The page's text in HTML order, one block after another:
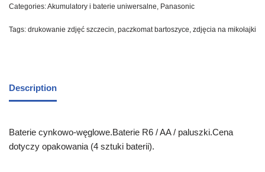
Categories:Akumulatory i baterie uniwersalne Panasonic
Tags: drukowanie zdjęć szczecin paczkomat bartoszyce zdjęcia na mikołajki
Description
Baterie cynkowo-węglowe.Baterie R6 / AA / paluszki.Cena
dotyczy opakowania (4 sztuki baterii).